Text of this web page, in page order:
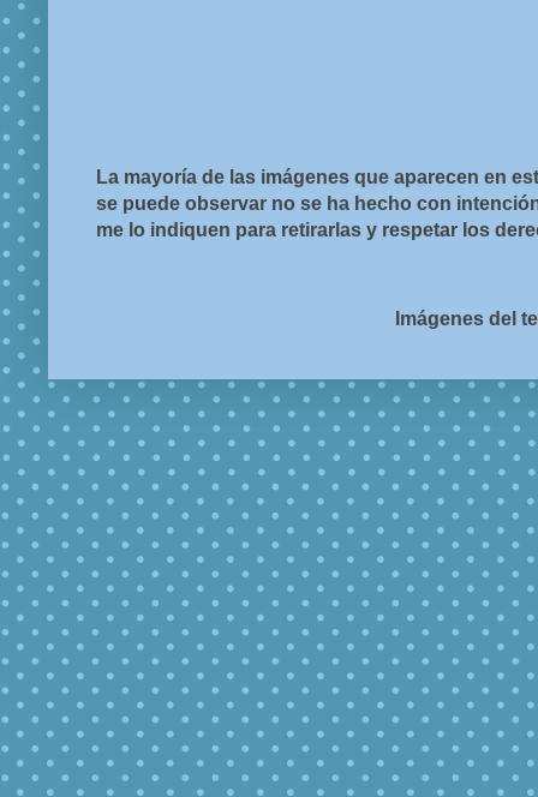
La mayoría de las imágenes que aparecen en
se puede observar no se ha hecho con
me lo indiquen para retirarlas y respetar los
Imágenes del